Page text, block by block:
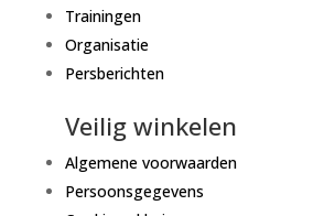
Trainingen
Organisatie
Persberichten
Veilig winkelen
Algemene voorwaarden
Persoonsgegevens